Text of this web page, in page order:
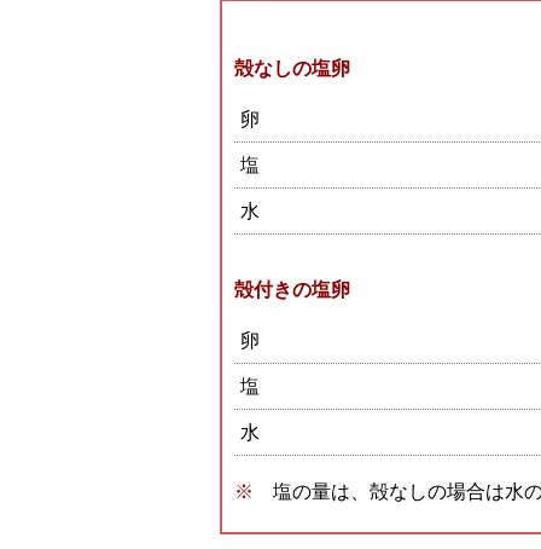
殻なしの塩卵
卵
塩
水
殻付きの塩卵
卵
塩
水
塩の量は、殻なしの場合は水